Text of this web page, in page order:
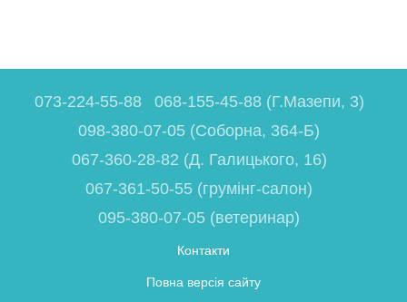
073-224-55-88
068-155-45-88 (Г.Мазепи, 3)
098-380-07-05 (Соборна, 364-Б)
067-360-28-82 (Д. Галицького, 16)
067-361-50-55 (грумінг-салон)
095-380-07-05 (ветеринар)
Контакти
Повна версія сайту